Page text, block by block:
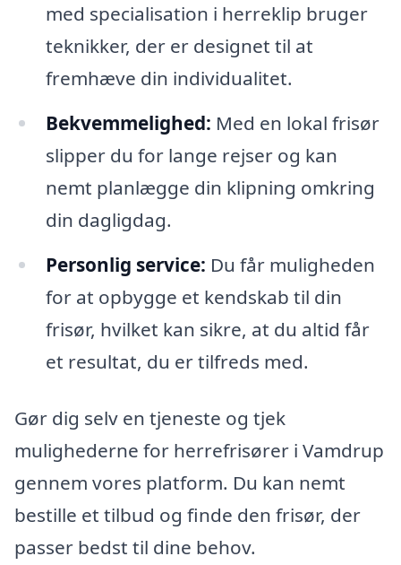
med specialisation i herreklip bruger
teknikker, der er designet til at
fremhæve din individualitet.
Bekvemmelighed: Med en lokal frisør
slipper du for lange rejser og kan
nemt planlægge din klipning omkring
din dagligdag.
Personlig service: Du får muligheden
for at opbygge et kendskab til din
frisør, hvilket kan sikre, at du altid får
et resultat, du er tilfreds med.
Gør dig selv en tjeneste og tjek
mulighederne for herrefrisører i Vamdrup
gennem vores platform. Du kan nemt
bestille et tilbud og finde den frisør, der
passer bedst til dine behov.